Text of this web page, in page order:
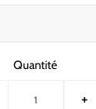
Quantité
+